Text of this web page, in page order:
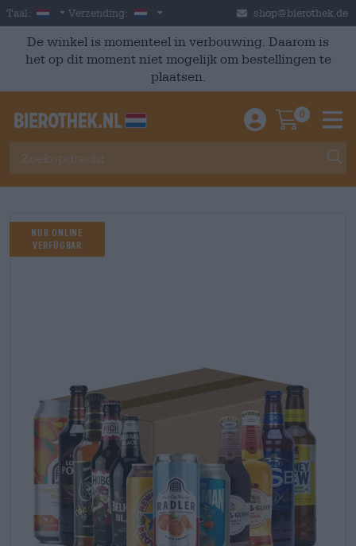
Skip to main content
Taal: Dutch
Verzending: Nederland shop@bierothek.de
De winkel is momenteel in verbouwing. Daarom is
het op dit moment niet mogelijk om bestellingen te
plaatsen.
Einloggen /
0
Nur Online
verfügbar